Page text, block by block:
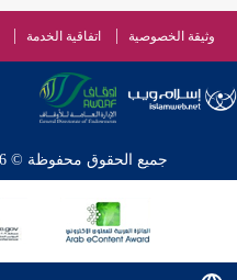
وثيقة الخصوصية اتفاقية الخدمة
جميع الحقوق محفوظة © 2026 - 1998 لشبكة إسلام ويب